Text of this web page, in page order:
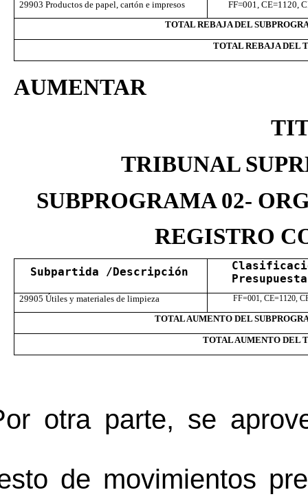
29903 Productos de papel, cartón e impresos
FF=001, CE=1120,
TOTAL REBAJA DEL
TOTAL REBAJA DEL
AUMENTAR
TRIBUNAL
SUBPROGRAMA 02-
REGISTRO
Subpartida /Descripción
29905 Útiles y materiales de limpieza FF=001, CE=1120,
TOTAL AUMENTO DEL
TOTAL AUMENTO DEL
otra parte, se
de movimientos